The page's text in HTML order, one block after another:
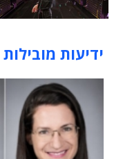
תוכן פרסומי
ידיעות מובילות